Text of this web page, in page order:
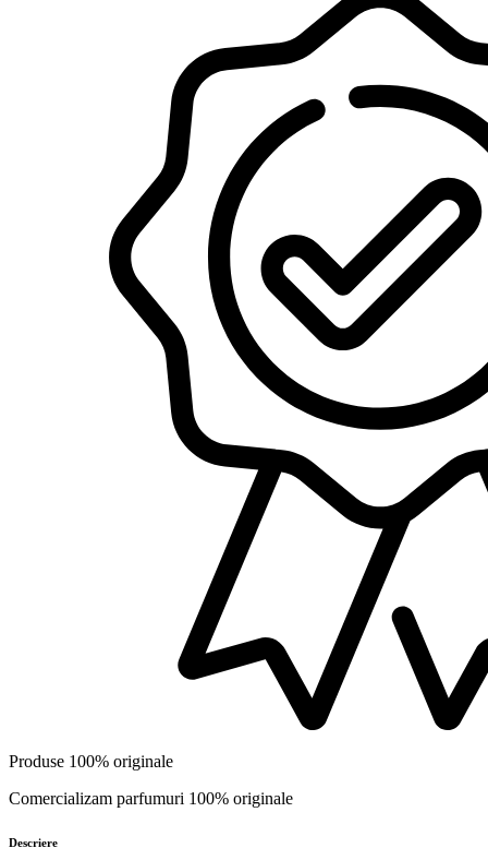
Produse 100% originale
Comercializam parfumuri 100% originale
Descriere